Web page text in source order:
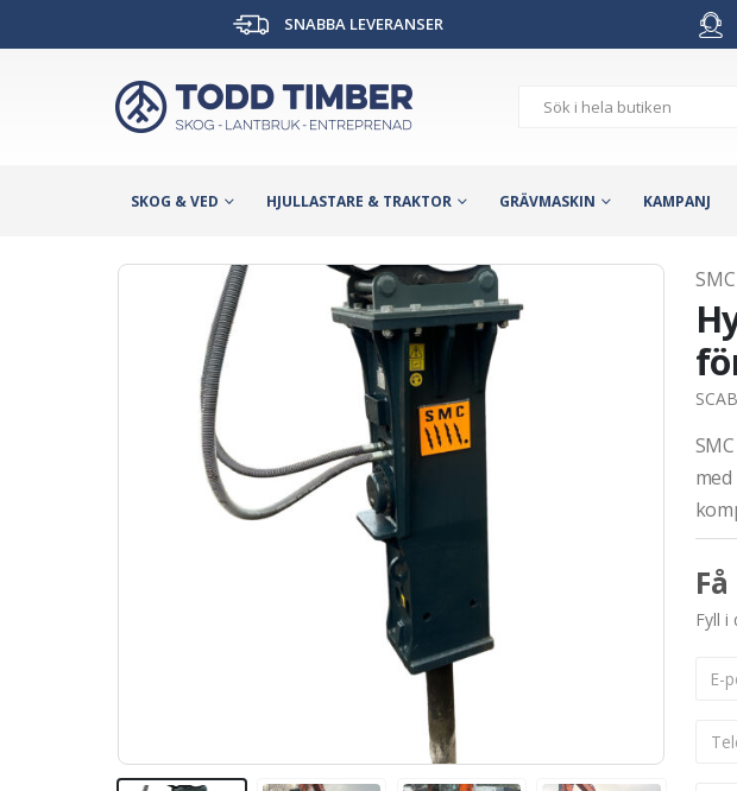
SNABBA LEVERANSER
SKOG & VED HJULLASTARE & TRAKTOR GRÄVMASKIN KAMPANJ
SMC
Fyll i